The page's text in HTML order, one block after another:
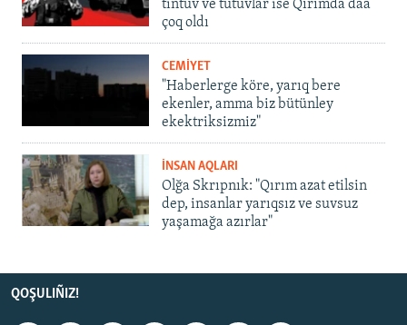
tintüv ve tutuvlar ise Qırımda daa
çoq oldı
CEMİYET
"Haberlerge köre, yarıq bere
ekenler, amma biz bütünley
ekektriksizmiz"
İNSAN AQLARI
Olğa Skrıpnık: "Qırım azat etilsin
dep, insanlar yarıqsız ve suvsuz
yaşamağa azırlar"
QOŞULIÑIZ!